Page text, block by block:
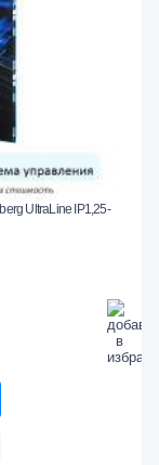
UltraLine IP1,25-